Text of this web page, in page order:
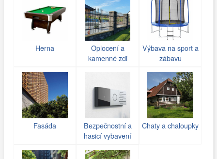
Herna
Oplocení a
kamenné zdi
Výbava na sport a
zábavu
Fasáda
Bezpečnostní a
hasicí vybavení
Chaty a chaloupky